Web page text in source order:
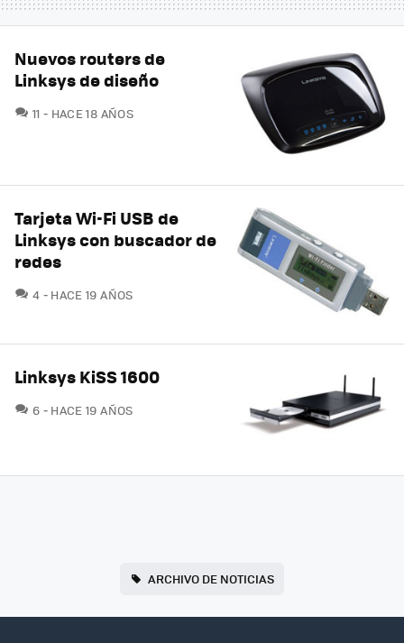
Nuevos routers de
Linksys de diseño
11 COMENTARIOS
HACE 18 AÑOS
Tarjeta Wi-Fi USB de
Linksys con buscador de
redes
4 COMENTARIOS
HACE 19 AÑOS
Linksys KiSS 1600
6 COMENTARIOS
HACE 19 AÑOS
ARCHIVO DE NOTICIAS